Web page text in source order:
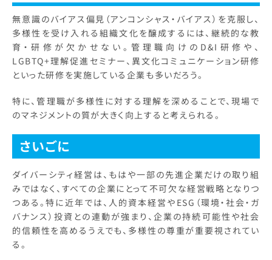
無意識のバイアス偏見（アンコンシャス・バイアス）を克服し、
多様性を受け入れる組織文化を醸成するには、継続的な教
育・研修が欠かせない。管理職向けのD&I研修や、
LGBTQ+理解促進セミナー、異文化コミュニケーション研修
といった研修を実施している企業も多いだろう。
特に、管理職が多様性に対する理解を深めることで、現場で
のマネジメントの質が大きく向上すると考えられる。
さいごに
ダイバーシティ経営は、もはや一部の先進企業だけの取り組
みではなく、すべての企業にとって不可欠な経営戦略となりつ
つある。特に近年では、人的資本経営やESG（環境・社会・ガ
バナンス）投資との連動が強まり、企業の持続可能性や社会
的信頼性を高めるうえでも、多様性の尊重が重要視されてい
る。